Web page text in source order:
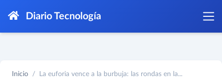
Diario Tecnología
Inicio La euforia vence a la burbuja: las rondas en la...